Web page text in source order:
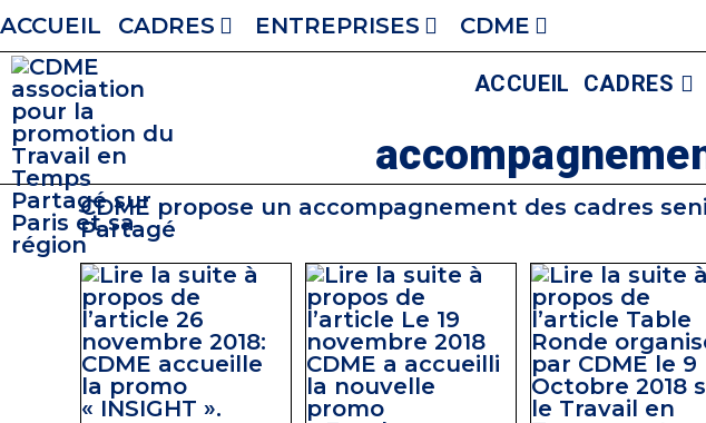
ACCUEIL CADRES ENTREPRISES CDME
ACCUEIL CADRES
CDME propose un accompagnement des cadres
Partagé